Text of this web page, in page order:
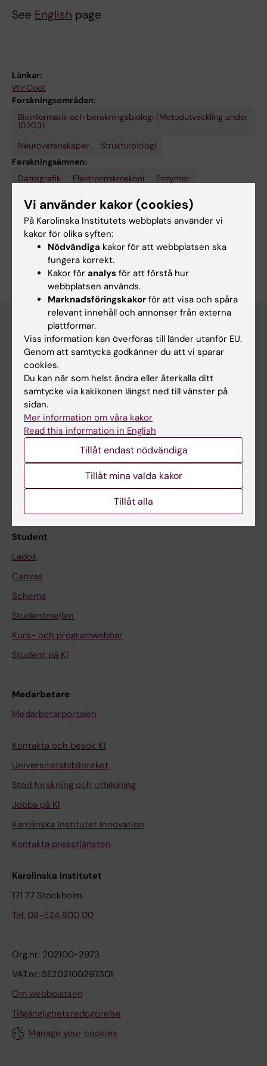
See English page
Länkar:
WinCoot
Forskningsområden:
Bioinformatik och beräkningsbiologi (Metodutveckling under
10203)
Neurovetenskaper
Strukturbiologi
Forskningsämnen:
Datorgrafik
Elektronmikroskopi
Enzymer
Molekylstruktur
Neurobiologi
Röntgenkristallografi
Visa alla
Tekniker och metoder:
Elektronmikroskopi
Enzymanalys
Är du Bernhard Lohkamp?
Redigera din profil
Huvudmeny
Utbildning
Forskarutbildning
Forskning
Om KI
På gång
Nyheter
Student
Ladok
Canvas
Schema
Studentmejlen
Kurs- och programwebbar
Student på KI
Medarbetare
Medarbetarportalen
Kontakta och besök KI
Universitetsbiblioteket
Stöd forskning och utbildning
Jobba på KI
Karolinska Institutet Innovation
Kontakta presstjänsten
Karolinska Institutet
171 77 Stockholm
Tel: 08-524 800 00
Org.nr: 202100-2973
VAT.nr: SE202100297301
Om webbplatsen
Tillgänglighetsredogörelse
Manage your cookies
Vi använder kakor (cookies)
På Karolinska Institutets webbplats använder vi
kakor för olika syften:
Nödvändiga kakor för att webbplatsen ska
fungera korrekt.
Kakor för analys för att förstå hur
webbplatsen används.
Marknadsföringskakor för att visa och spåra
relevant innehåll och annonser från externa
plattformar.
Viss information kan överföras till länder utanför EU.
Genom att samtycka godkänner du att vi sparar
cookies.
Du kan när som helst ändra eller återkalla ditt
samtycke via kakikonen längst ned till vänster på
sidan.
Mer information om våra kakor
Read this information in English
Tillåt endast nödvändiga
Tillåt mina valda kakor
Tillåt alla